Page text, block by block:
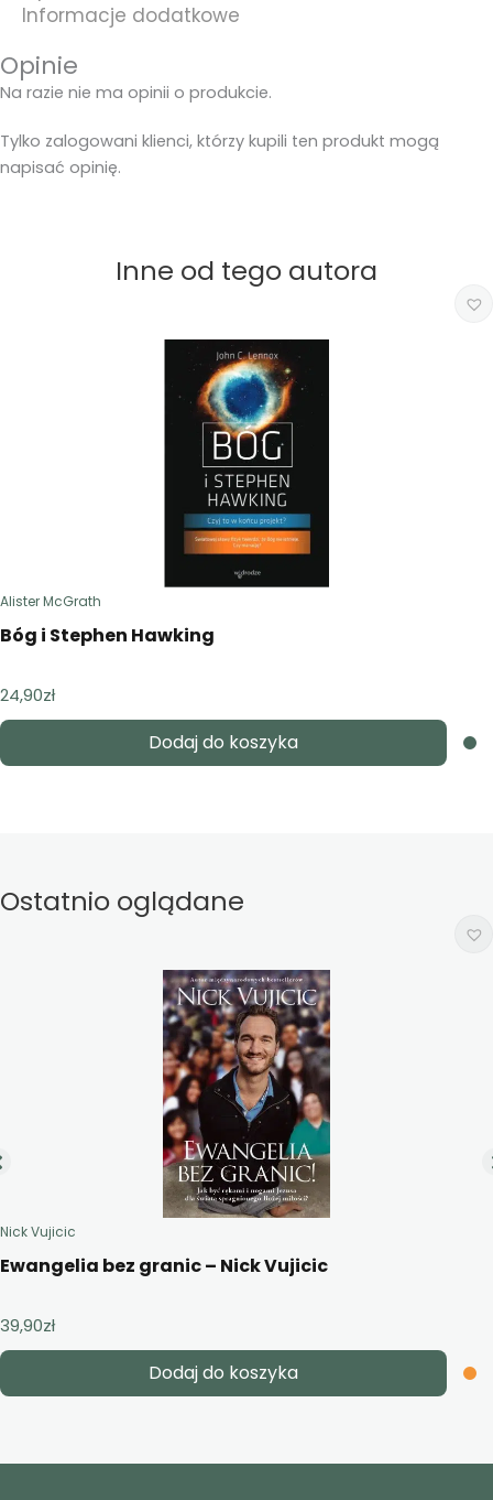
Informacje dodatkowe
Opinie
Na razie nie ma opinii o produkcie.
Tylko zalogowani klienci, którzy kupili ten produkt mogą
napisać opinię.
Inne od tego autora
Alister McGrath
Bóg i Stephen Hawking
24,90zł
Dodaj do koszyka
Ostatnio oglądane
Nick Vujicic
Ewangelia bez granic – Nick Vujicic
39,90zł
Dodaj do koszyka